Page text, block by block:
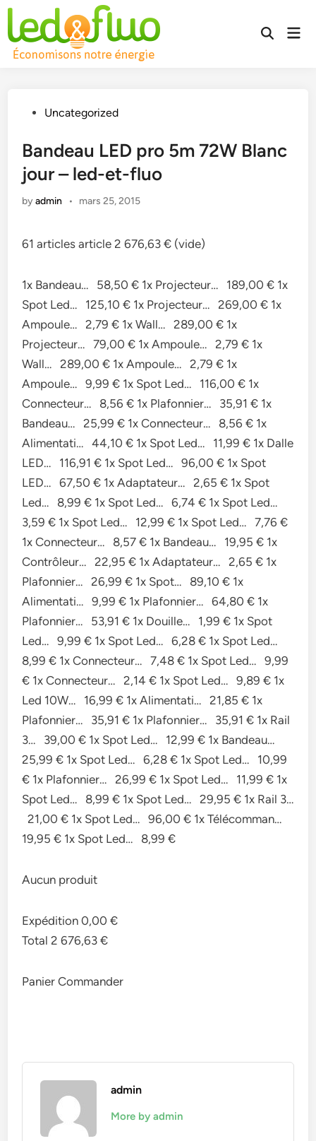
Skip
content
Open
PostedUncategorized
Bandeau LED pro 5m 72W Blanc
jour – led-et-fluo
byadmin • mars 25, 2015
61 articles article 2 676,63 € (vide)
1x Bandeau… 58,50 € 1x Projecteur… 189,00 € 1x
Spot Led… 125,10 € 1x Projecteur… 269,00 € 1x
Ampoule… 2,79 € 1x Wall… 289,00 € 1x
Projecteur… 79,00 € 1x Ampoule… 2,79 € 1x
Wall… 289,00 € 1x Ampoule… 2,79 € 1x
Ampoule… 9,99 € 1x Spot Led… 116,00 € 1x
Connecteur… 8,56 € 1x Plafonnier… 35,91 € 1x
Bandeau… 25,99 € 1x Connecteur… 8,56 € 1x
Alimentati… 44,10 € 1x Spot Led… 11,99 € 1x Dalle
LED… 116,91 € 1x Spot Led… 96,00 € 1x Spot
LED… 67,50 € 1x Adaptateur… 2,65 € 1x Spot
Led… 8,99 € 1x Spot Led… 6,74 € 1x Spot Led…
3,59 € 1x Spot Led… 12,99 € 1x Spot Led… 7,76 €
1x Connecteur… 8,57 € 1x Bandeau… 19,95 € 1x
Contrôleur… 22,95 € 1x Adaptateur… 2,65 € 1x
Plafonnier… 26,99 € 1x Spot… 89,10 € 1x
Alimentati… 9,99 € 1x Plafonnier… 64,80 € 1x
Plafonnier… 53,91 € 1x Douille… 1,99 € 1x Spot
Led… 9,99 € 1x Spot Led… 6,28 € 1x Spot Led…
8,99 € 1x Connecteur… 7,48 € 1x Spot Led… 9,99
€ 1x Connecteur… 2,14 € 1x Spot Led… 9,89 € 1x
Led 10W… 16,99 € 1x Alimentati… 21,85 € 1x
Plafonnier… 35,91 € 1x Plafonnier… 35,91 € 1x Rail
3… 39,00 € 1x Spot Led… 12,99 € 1x Bandeau…
25,99 € 1x Spot Led… 6,28 € 1x Spot Led… 10,99
€ 1x Plafonnier… 26,99 € 1x Spot Led… 11,99 € 1x
Spot Led… 8,99 € 1x Spot Led… 29,95 € 1x Rail 3…
21,00 € 1x Spot Led… 96,00 € 1x Télécomman…
19,95 € 1x Spot Led… 8,99 €
Aucun produit
Expédition 0,00 €
Total 2 676,63 €
Panier Commander
admin
More by admin